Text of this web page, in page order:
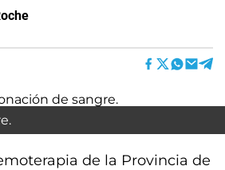
de la Provincia de